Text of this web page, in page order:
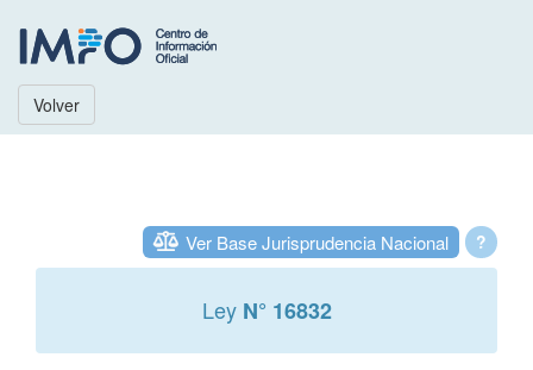
Volver
?
Ver Base Jurisprudencia Nacional
Ley N° 16832